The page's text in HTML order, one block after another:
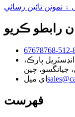
نمونن تائين رسائي
رابطو ڪريو
انڊسٽريل پارڪ،
جيانگسو، چين
اي ميل
فهرست